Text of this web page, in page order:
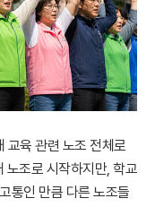
교육 관련 노조 전체로
노조로 시작하지만, 학교
통인 만큼 다른 노조들